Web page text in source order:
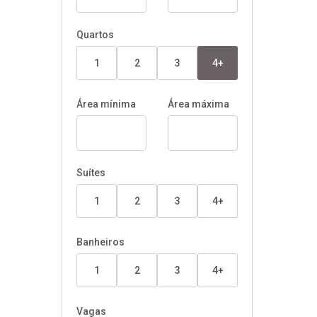
Quartos
1 2 3 4+
Área mínima Área máxima
Suítes
1 2 3 4+
Banheiros
1 2 3 4+
Vagas